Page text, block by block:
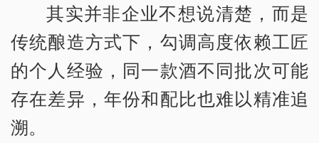
其实并非企业不想说清楚，而是
传统酿造方式下，勾调高度依赖工匠
的个人经验，同一款酒不同批次可能
存在差异，年份和配比也难以精准追
溯。